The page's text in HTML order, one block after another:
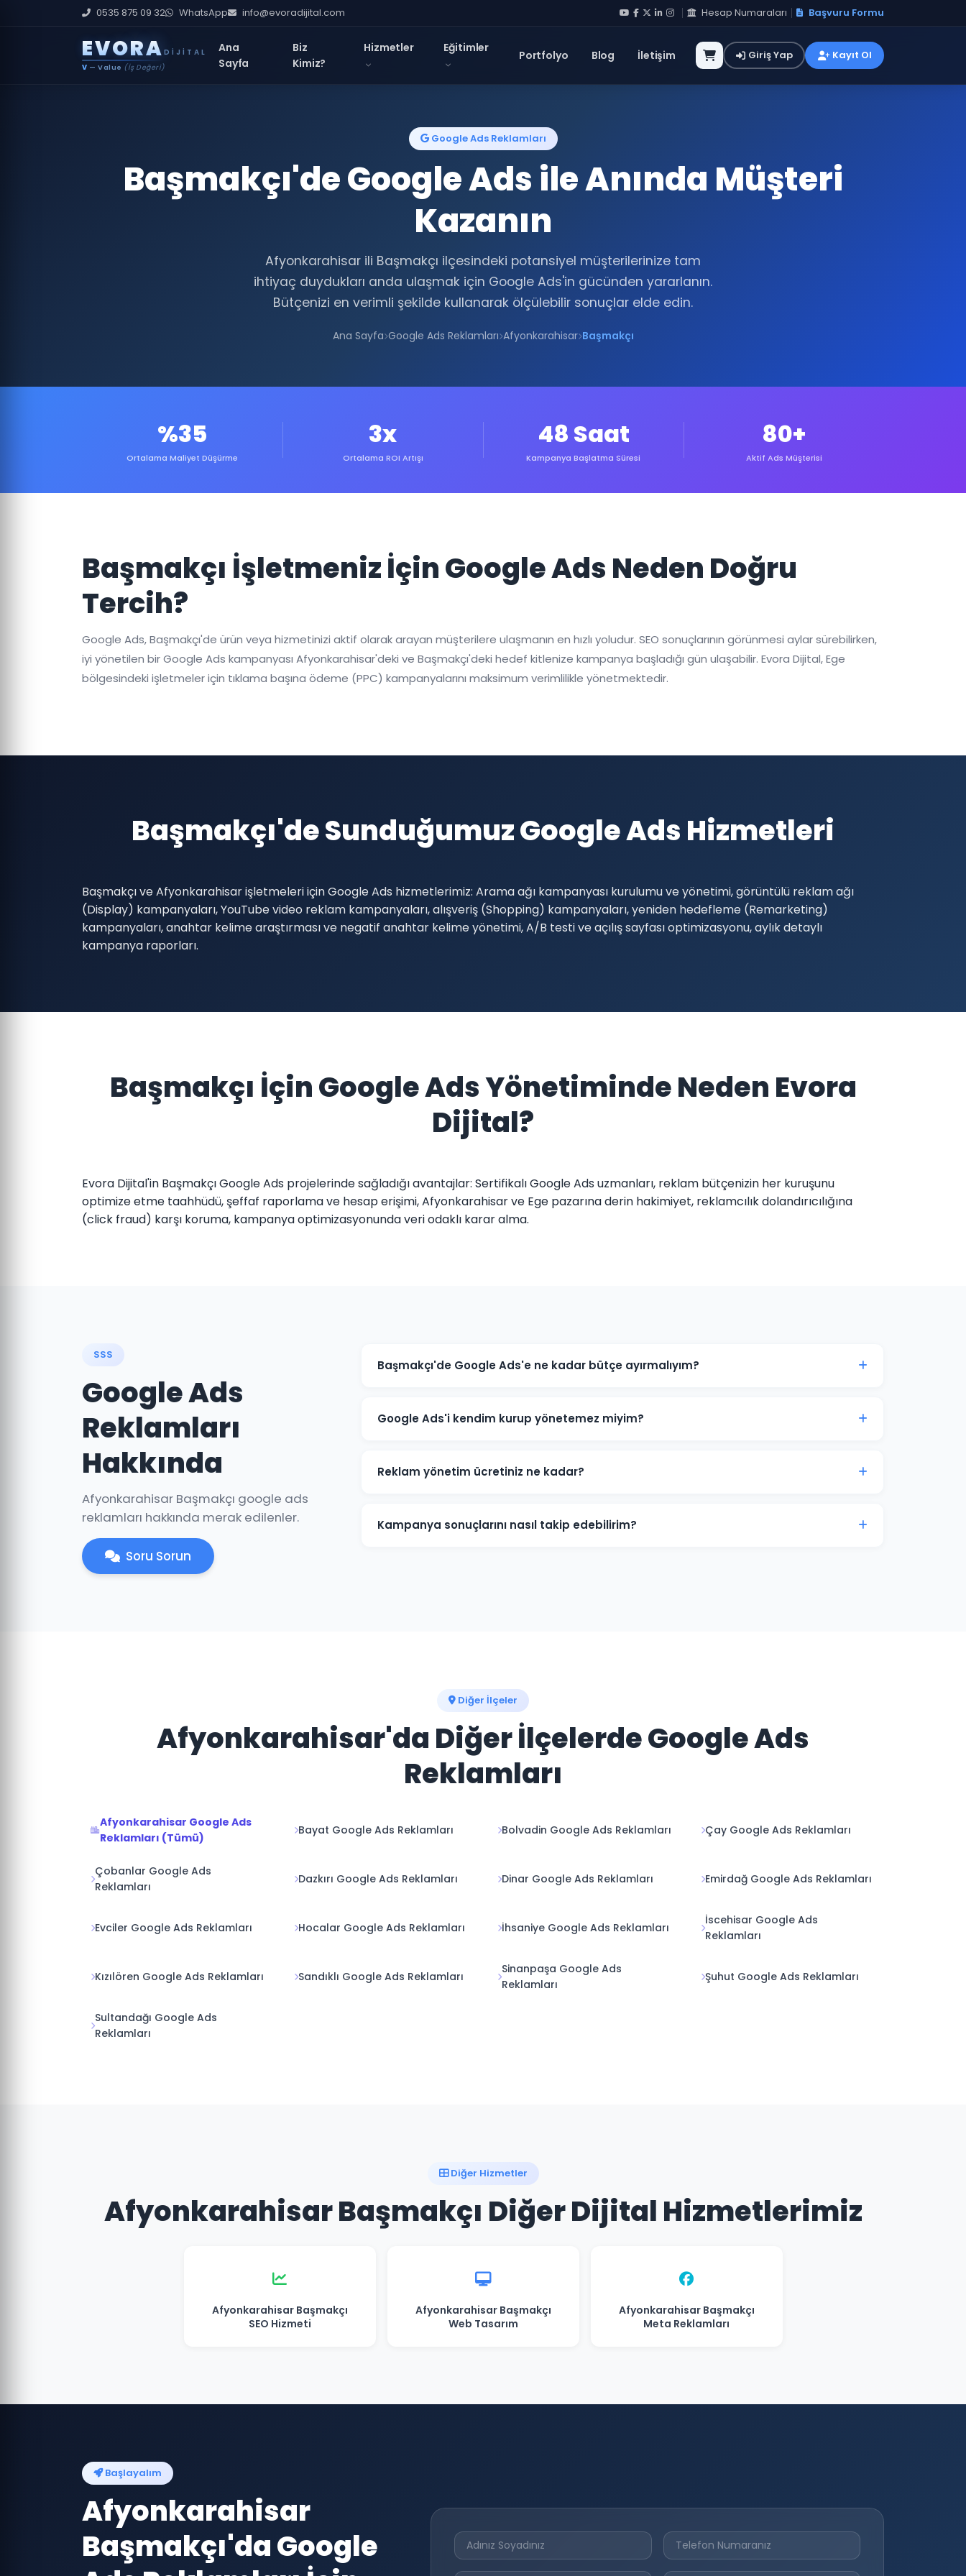
0535 875 09 32 WhatsApp info@evoradijital.com Hesap Numaraları Başvuru Formu
EVORA DIJITAL
V — Value (İş Değeri)
Ana
Sayfa
Biz
Kimiz?
Hizmetler Eğitimler
Portfolyo Blog İletişim Giriş Yap Kayıt Ol
Google Ads Reklamları
Başmakçı'de Google Ads ile Anında Müşteri
Kazanın
Afyonkarahisar ili Başmakçı ilçesindeki potansiyel müşterilerinize tam
ihtiyaç duydukları anda ulaşmak için Google Ads'in gücünden yararlanın.
Bütçenizi en verimli şekilde kullanarak ölçülebilir sonuçlar elde edin.
Ana Sayfa Google Ads Reklamları Afyonkarahisar Başmakçı
%35
Ortalama Maliyet Düşürme
3x
Ortalama ROI Artışı
48 Saat
Kampanya Başlatma Süresi
80+
Aktif Ads Müşterisi
Başmakçı İşletmeniz İçin Google Ads Neden Doğru
Tercih?
Google Ads, Başmakçı'de ürün veya hizmetinizi aktif olarak arayan müşterilere ulaşmanın en hızlı yoludur. SEO sonuçlarının görünmesi aylar sürebilirken,
iyi yönetilen bir Google Ads kampanyası Afyonkarahisar'deki ve Başmakçı'deki hedef kitlenize kampanya başladığı gün ulaşabilir. Evora Dijital, Ege
bölgesindeki işletmeler için tıklama başına ödeme (PPC) kampanyalarını maksimum verimlilikle yönetmektedir.
Başmakçı'de Sunduğumuz Google Ads Hizmetleri
Başmakçı ve Afyonkarahisar işletmeleri için Google Ads hizmetlerimiz: Arama ağı kampanyası kurulumu ve yönetimi, görüntülü reklam ağı
(Display) kampanyaları, YouTube video reklam kampanyaları, alışveriş (Shopping) kampanyaları, yeniden hedefleme (Remarketing)
kampanyaları, anahtar kelime araştırması ve negatif anahtar kelime yönetimi, A/B testi ve açılış sayfası optimizasyonu, aylık detaylı
kampanya raporları.
Başmakçı İçin Google Ads Yönetiminde Neden Evora
Dijital?
Evora Dijital'in Başmakçı Google Ads projelerinde sağladığı avantajlar: Sertifikalı Google Ads uzmanları, reklam bütçenizin her kuruşunu
optimize etme taahhüdü, şeffaf raporlama ve hesap erişimi, Afyonkarahisar ve Ege pazarına derin hakimiyet, reklamcılık dolandırıcılığına
(click fraud) karşı koruma, kampanya optimizasyonunda veri odaklı karar alma.
SSS
Google Ads
Reklamları
Hakkında
Afyonkarahisar Başmakçı google ads
reklamları hakkında merak edilenler.
Soru Sorun
Başmakçı'de Google Ads'e ne kadar bütçe ayırmalıyım?
için 3.000-5.000 TL+ bütçe önerilmektedir. Ücretsiz bütçe analizi için iletişime geçin.
Google Ads'i kendim kurup yönetemez miyim?
Başmakçı'deki işletmelerin büyük çoğunluğu profesyonel yönetimle maliyetleri %30-50
düşürürken dönüşüm sayısını artırmaktadır.
Reklam yönetim ücretiniz ne kadar?
için minimum yönetim ücreti 1.000 TL/ay'dır. Bütçe ve hedeflerinize göre özel teklif sunuyoruz.
Kampanya sonuçlarını nasıl takip edebilirim?
Diğer İlçeler
Afyonkarahisar'da Diğer İlçelerde Google Ads
Reklamları
Afyonkarahisar Google Ads
Reklamları (Tümü)
Bayat Google Ads Reklamları Bolvadin Google Ads Reklamları Çay Google Ads Reklamları
Çobanlar Google Ads
Reklamları
Dazkırı Google Ads Reklamları Dinar Google Ads Reklamları Emirdağ Google Ads Reklamları
Evciler Google Ads Reklamları Hocalar Google Ads Reklamları İhsaniye Google Ads Reklamları
İscehisar Google Ads
Reklamları
Kızılören Google Ads Reklamları Sandıklı Google Ads Reklamları
Sinanpaşa Google Ads
Reklamları
Şuhut Google Ads Reklamları
Sultandağı Google Ads
Reklamları
Diğer Hizmetler
Afyonkarahisar Başmakçı Diğer Dijital Hizmetlerimiz
Afyonkarahisar Başmakçı
SEO Hizmeti
Afyonkarahisar Başmakçı
Web Tasarım
Afyonkarahisar Başmakçı
Meta Reklamları
Başlayalım
Afyonkarahisar
Başmakçı'da Google